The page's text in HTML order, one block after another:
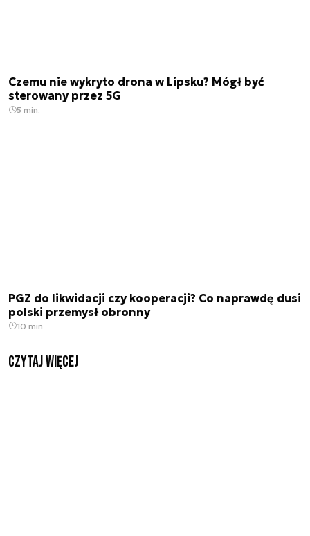
Czemu nie wykryto drona w Lipsku? Mógł być
sterowany przez 5G
5 min.
PGZ do likwidacji czy kooperacji? Co naprawdę dusi
polski przemysł obronny
10 min.
czytaj więcej